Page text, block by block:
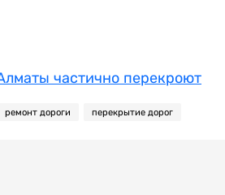
частично перекроют
ремонт дороги перекрытие дорог